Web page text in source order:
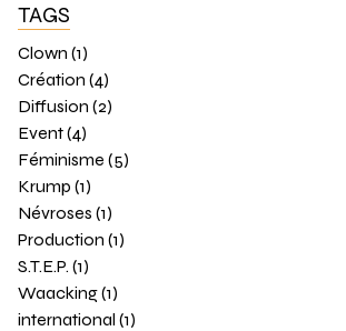
TAGS
Clown (1)
Création (4)
Diffusion (2)
Event (4)
Féminisme (5)
Krump (1)
Névroses (1)
Production (1)
S.T.E.P. (1)
Waacking (1)
international (1)